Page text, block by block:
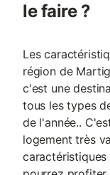
le faire ?
Les
région de
c'est une
tous les types
de l'année..
logement très
caractéristiques